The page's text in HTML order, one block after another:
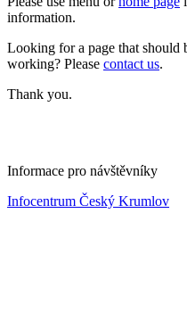
information.
Looking for a page that should
working? Please contact us.
Thank you.
Informace pro návštěvníky
Infocentrum Český Krumlov